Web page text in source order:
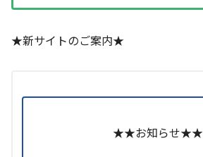
★新サイトのご案内★
★★お知らせ★★